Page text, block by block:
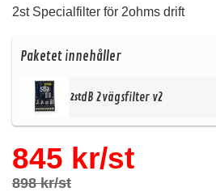
2st Specialfilter för 2ohms drift
Paketet innehåller
2stdB 2vägsfilter v2
845 kr/st
898 kr/st